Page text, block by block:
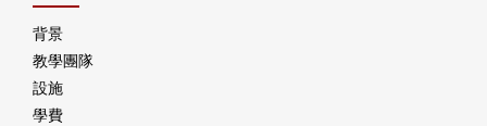
背景
教學團隊
設施
學費